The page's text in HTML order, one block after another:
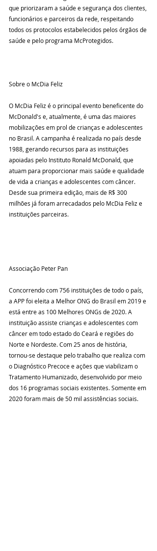
que priorizaram a saúde e segurança dos clientes,
funcionários e parceiros da rede, respeitando
todos os protocolos estabelecidos pelos órgãos de
O McDia Feliz é o principal evento beneficente do
McDonald's e, atualmente, é uma das maiores
mobilizações em prol de crianças e adolescentes
no Brasil. A campanha é realizada no país desde
1988, gerando recursos para as instituições
apoiadas pelo Instituto Ronald McDonald, que
atuam para proporcionar mais saúde e qualidade
de vida a crianças e adolescentes com câncer.
Desde sua primeira edição, mais de R$ 300
milhões já foram arrecadados pelo McDia Feliz e
Concorrendo com 756 instituições de todo o país,
a APP foi eleita a Melhor ONG do Brasil em 2019 e
está entre as 100 Melhores ONGs de 2020. A
instituição assiste crianças e adolescentes com
câncer em todo estado do Ceará e regiões do
Norte e Nordeste. Com 25 anos de história,
tornou-se destaque pelo trabalho que realiza com
o Diagnóstico Precoce e ações que viabilizam o
Tratamento Humanizado, desenvolvido por meio
dos 16 programas sociais existentes. Somente em
2020 foram mais de 50 mil assistências sociais.